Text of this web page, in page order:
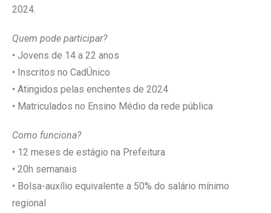
2024.
Quem pode participar?
• Jovens de 14 a 22 anos
• Inscritos no CadÚnico
• Atingidos pelas enchentes de 2024
• Matriculados no Ensino Médio da rede pública
Como funciona?
• 12 meses de estágio na Prefeitura
• 20h semanais
• Bolsa-auxílio equivalente a 50% do salário mínimo
regional